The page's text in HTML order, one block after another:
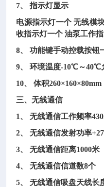
7、 指示灯显示
电源指示灯一个 无线模
收指示灯一个 油泵工作
8、 功能键手动控载按钮
9、 环境温度-10℃～40℃
10、 体积260×160×80mm
三、无线通信
1、 无线通信工作频率
2、 无线通信发射功率
3、 无线通信距离1000米
4、 无线通信信道数8个
5、 无线通信吸盘天线长